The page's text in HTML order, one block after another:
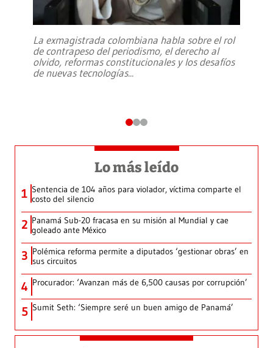
La exmagistrada colombiana habla sobre el rol
de contrapeso del periodismo, el derecho al
olvido, reformas constitucionales y los desafíos
de nuevas tecnologías...
Lo más leído
1 Sentencia de 104 años para violador, víctima comparte el
costo del silencio
2 Panamá Sub-20 fracasa en su misión al Mundial y cae
goleado ante México
3 Polémica reforma permite a diputados ‘gestionar obras’ en
sus circuitos
4 Procurador: ‘Avanzan más de 6,500 causas por corrupción’
5 Sumit Seth: ‘Siempre seré un buen amigo de Panamá’